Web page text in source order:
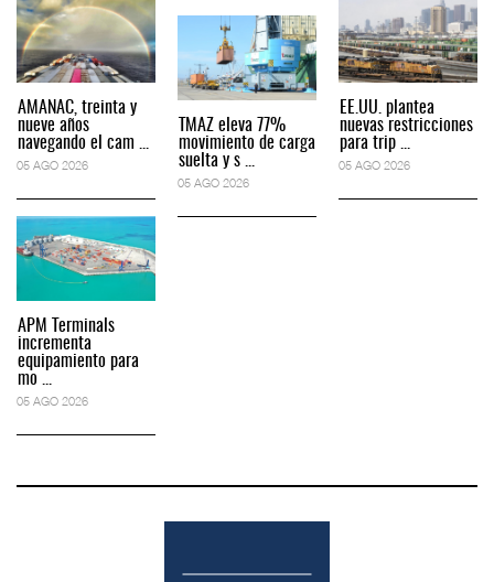
AMANAC, treinta y
nueve años
navegando el cam ...
05 AGO 2026
APM Terminals
incrementa
equipamiento para
mo ...
05 AGO 2026
TMAZ eleva 77%
movimiento de carga
suelta y s ...
05 AGO 2026
EE.UU. plantea
nuevas restricciones
para trip ...
05 AGO 2026